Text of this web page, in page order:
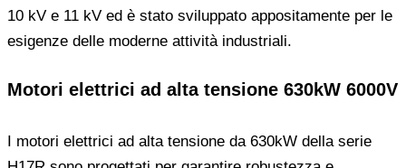
10 kV e 11 kV ed è stato sviluppato appositamente per le
esigenze delle moderne attività industriali.
Motori elettrici ad alta tensione 630kW 6000V
I motori elettrici ad alta tensione da 630kW della serie